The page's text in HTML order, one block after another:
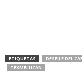
ETIQUETAS DESFILE DEL
TEXMELUCAN